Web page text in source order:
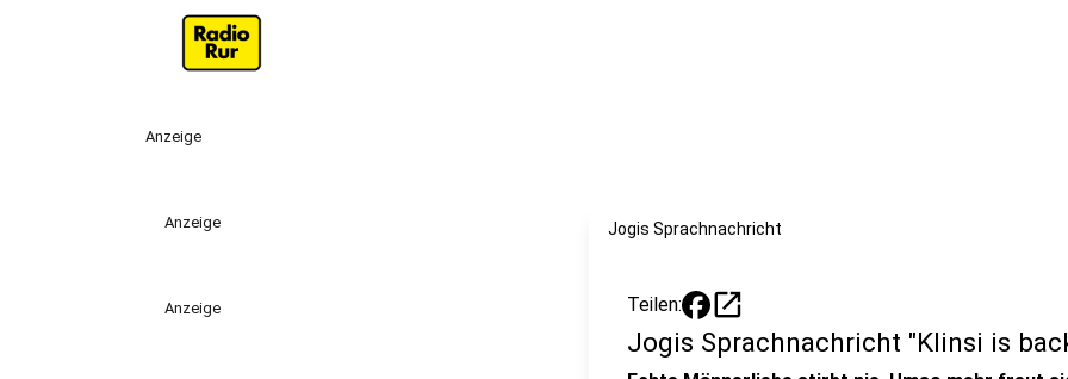
Anzeige
Anzeige
Anzeige
Jogis Sprachnachricht
Teilen: open_in_new
Jogis Sprachnachricht "Klinsi is